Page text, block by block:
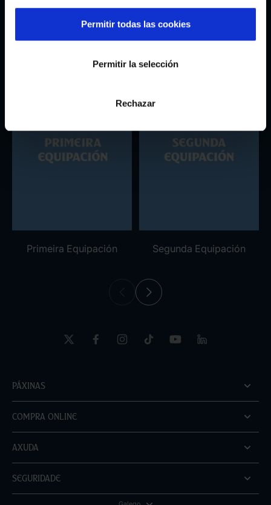
Permitir todas las cookies
Permitir la selección
Rechazar
Primeira Equipación Segunda Equipación
Páxinas
Compra online
Axuda
Seguridade